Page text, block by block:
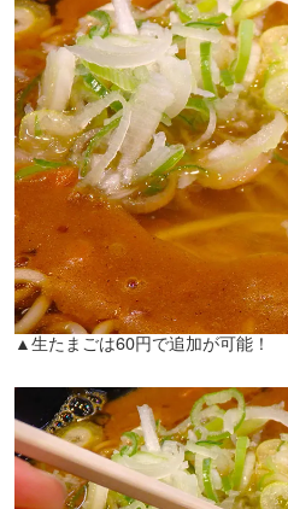
▲生たまごは60円で追加が可能！